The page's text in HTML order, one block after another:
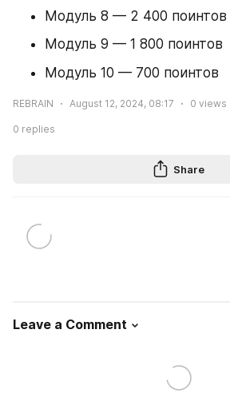
Модуль 8 — 2 400 поинтов
Модуль 9 — 1 800 поинтов
Модуль 10 — 700 поинтов
REBRAIN August 12, 2024, 08:17 0 views
0 replies
Share
Leave a Comment